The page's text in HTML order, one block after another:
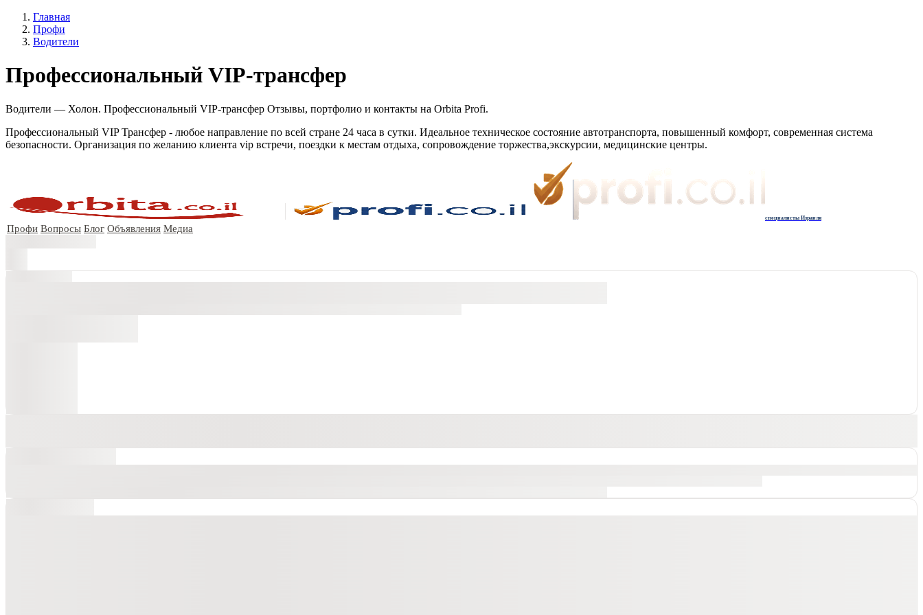
Главная
Профи
Водители
Профессиональный VIP-трансфер
Водители — Холон. Профессиональный VIP-трансфер Отзывы, портфолио и контакты на Orbita Profi.
Профессиональный VIP Трансфер - любое направление по всей стране 24 часа в сутки. Идеальное техническое состояние автотранспорта, повышенный комфорт, современная система
безопасности. Организация по желанию клиента vip встречи, поездки к местам отдыха, сопровождение торжества,экскурсии, медицинские центры.
специалисты Израиля
Профи Вопросы Блог Объявления Медиа